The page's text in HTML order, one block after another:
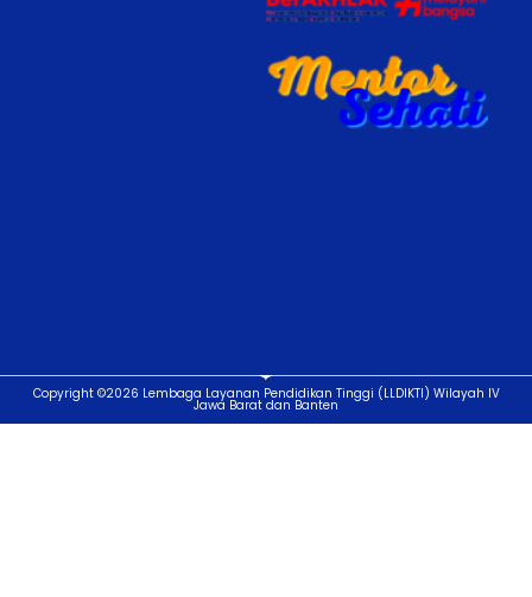
Copyright ©2026 Lembaga Layanan Pendidikan Tinggi (LLDIKTI) Wilayah IV
Jawa Barat dan Banten